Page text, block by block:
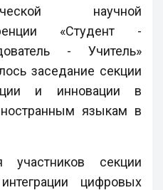
научной
«Студент -
- Учитель»
заседание секции
и инновации в
языкам в
секции
цифровых